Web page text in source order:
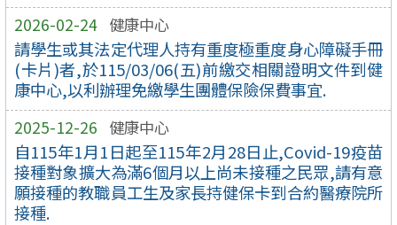
2026-02-24 健康中心
請學生或其法定代理人持有重度極重度身心障礙手冊
(卡片)者,於115/03/06(五)前繳交相關證明文件到健
康中心,以利辦理免繳學生團體保險保費事宜.
2025-12-26 健康中心
自115年1月1日起至115年2月28日止,Covid-19疫苗
接種對象擴大為滿6個月以上尚未接種之民眾,請有意
願接種的教職員工生及家長持健保卡到合約醫療院所
接種.